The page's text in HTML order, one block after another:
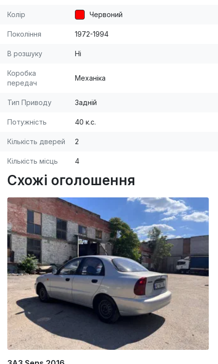
Колір Червоний
Покоління 1972-1994
В розшуку Ні
Коробка
передач
Механіка
Тип Приводу Задній
Потужність 40 к.с.
Кількість дверей 2
Кількість місць 4
Схожі оголошення